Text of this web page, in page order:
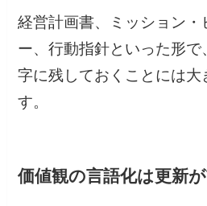
経営計画書、ミッション・
ー、行動指針といった形
字に残しておくことには大
す。
価値観の言語化は更新